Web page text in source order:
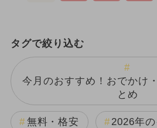
タグで絞り込む
今月のおすすめ！おでかけ
とめ
無料・格安 2026年